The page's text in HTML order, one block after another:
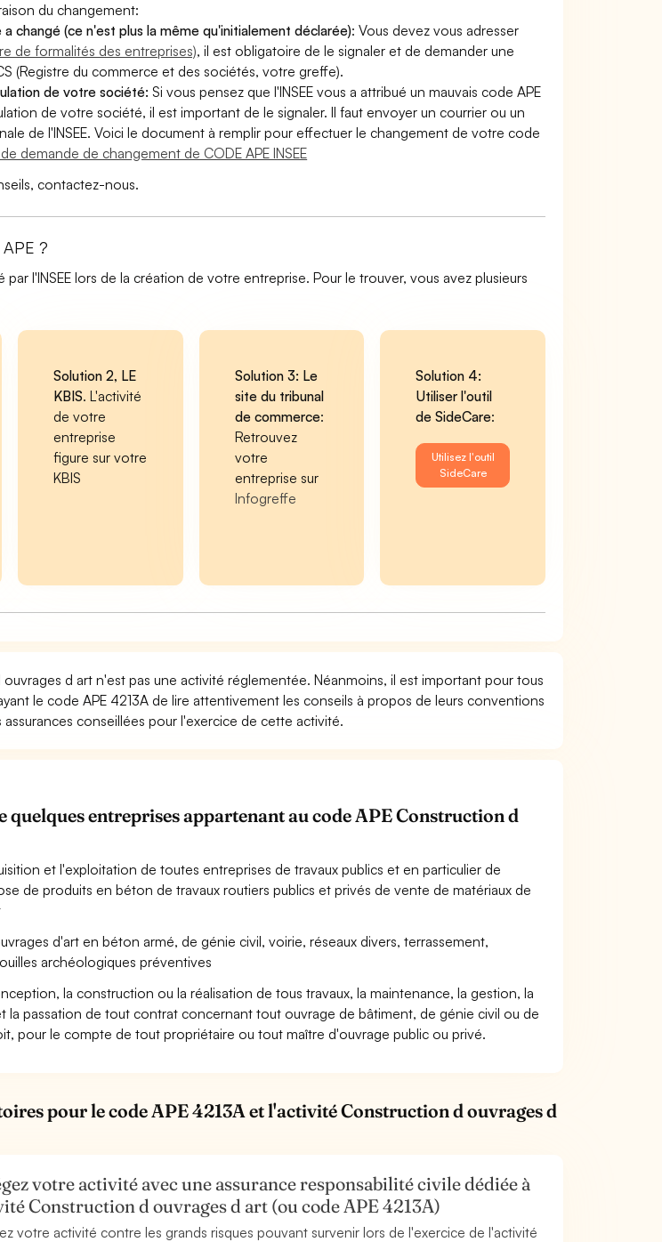
du changement:
changé (ce n'est plus la même qu'initialement déclarée): Vous devez vous adresser
de formalités des entreprises), il est obligatoire de le signaler et de demander une
(Registre du commerce et des sociétés, votre greffe).
de votre société:Si vous pensez que l'INSEE vous a attribué un mauvais code APE
de votre société, il est important de le signaler. Il faut envoyer un courrier ou un
de l'INSEE. Voici le document à remplir pour effectuer le changement de votre code
demande de changement de CODE APE INSEE
contactez-nous.
?
par l'INSEE lors de la création de votre entreprise. Pour le trouver, vous avez plusieurs
Solution 2, LE
KBIS. L'activité
de votre
entreprise
figure sur votre
KBIS
Solution 3: Le
site du tribunal
de commerce:
Retrouvez
votre
entreprise sur
Infogreffe
Solution 4:
Utiliser l'outil
de SideCare:
Utilisez l'outil
SideCare
d art n'est pas une activité réglementée. Néanmoins, il est important pour tous
le code APE 4213A de lire attentivement les conseils à propos de leurs conventions
conseillées pour l'exercice de cette activité.
quelques entreprises appartenant au code APE Construction d
et l'exploitation de toutes entreprises de travaux publics et en particulier de
de produits en béton de travaux routiers publics et privés de vente de matériaux de
d'art en béton armé, de génie civil, voirie, réseaux divers, terrassement,
archéologiques préventives
la construction ou la réalisation de tous travaux, la maintenance, la gestion, la
la passation de tout contrat concernant tout ouvrage de bâtiment, de génie civil ou de
pour le compte de tout propriétaire ou tout maître d'ouvrage public ou privé.
pour le code APE 4213A et l'activité Construction d ouvrages d
votre activité avec une assurance responsabilité civile dédiée à
Construction d ouvrages d art (ou code APE 4213A)
votre activité contre les grands risques pouvant survenir lors de l'exercice de l'activité